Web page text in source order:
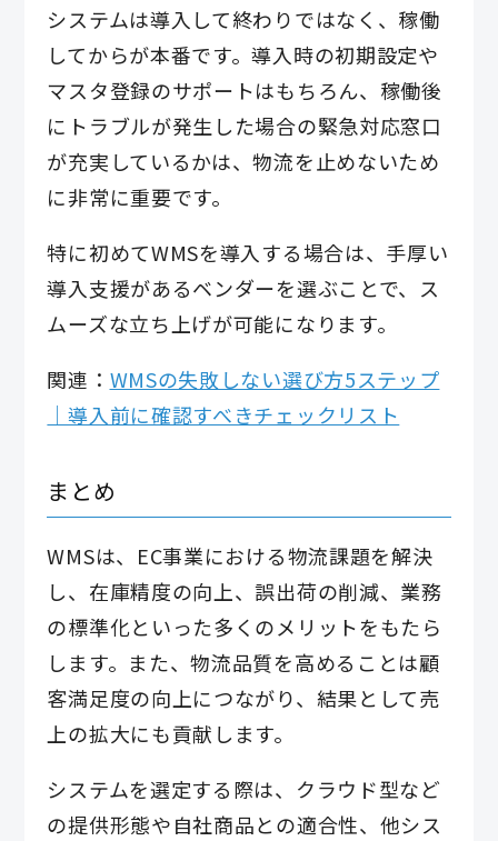
システムは導入して終わりではなく、稼働
してからが本番です。導入時の初期設定や
マスタ登録のサポートはもちろん、稼働後
にトラブルが発生した場合の緊急対応窓口
が充実しているかは、物流を止めないため
に非常に重要です。
特に初めてWMSを導入する場合は、手厚い
導入支援があるベンダーを選ぶことで、ス
ムーズな立ち上げが可能になります。
関連： WMSの失敗しない選び方5ステップ
｜導入前に確認すべきチェックリスト
まとめ
WMSは、EC事業における物流課題を解決
し、在庫精度の向上、誤出荷の削減、業務
の標準化といった多くのメリットをもたら
します。また、物流品質を高めることは顧
客満足度の向上につながり、結果として売
上の拡大にも貢献します。
システムを選定する際は、クラウド型など
の提供形態や自社商品との適合性、他シス